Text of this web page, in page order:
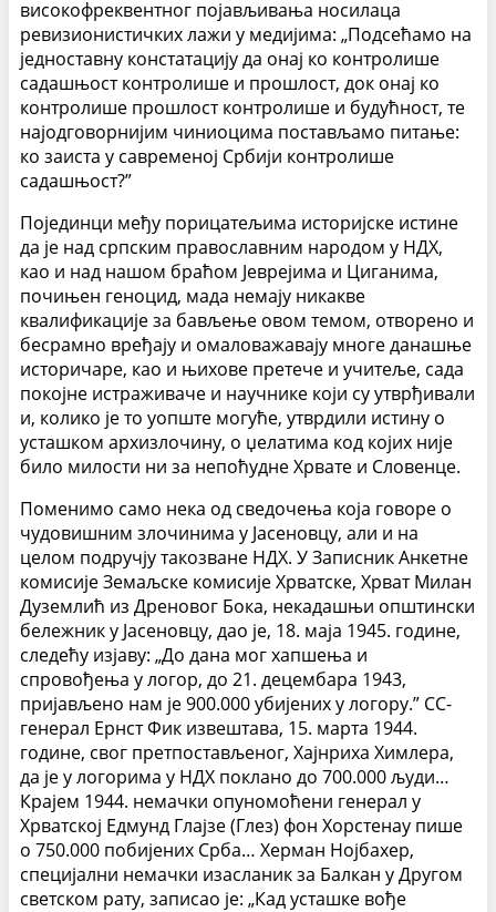
високофреквентног појављивања носилаца
ревизионистичких лажи у медијима: „Подсећамо на
једноставну констатацију да онај ко контролише
садашњост контролише и прошлост, док онај ко
контролише прошлост контролише и будућност, те
најодговорнијим чиниоцима постављамо питање:
ко заиста у савременој Србији контролише
садашњост?”
Појединци међу порицатељима историјске истине
да је над српским православним народом у НДХ,
као и над нашом браћом Јеврејима и Циганима,
почињен геноцид, мада немају никакве
квалификације за бављење овом темом, отворено и
бесрамно вређају и омаловажавају многе данашње
историчаре, као и њихове претече и учитеље, сада
покојне истраживаче и научнике који су утврђивали
и, колико је то уопште могуће, утврдили истину о
усташком архизлочину, о џелатима код којих није
било милости ни за непоћудне Хрвате и Словенце.
Поменимо само нека од сведочења која говоре о
чудовишним злочинима у Јасеновцу, али и на
целом подручју такозване НДХ. У Записник Анкетне
комисије Земаљске комисије Хрватске, Хрват Милан
Дуземлић из Дреновог Бока, некадашњи општински
бележник у Јасеновцу, дао је, 18. маја 1945. године,
следећу изјаву: „До дана мог хапшења и
спровођења у логор, до 21. децембара 1943,
пријављено нам је 900.000 убијених у логору.” СС-
генерал Ернст Фик извештава, 15. марта 1944.
године, свог претпостављеног, Хајнриха Химлера,
да је у логорима у НДХ поклано до 700.000 људи…
Крајем 1944. немачки опуномоћени генерал у
Хрватској Едмунд Глајзе (Глез) фон Хорстенау пише
о 750.000 побијених Срба… Херман Нојбахер,
специјални немачки изасланик за Балкан у Другом
светском рату, записао је: „Кад усташке вође